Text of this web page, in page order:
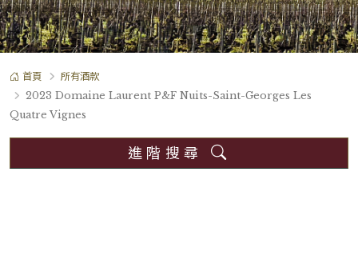
首頁
所有酒款
2023 Domaine Laurent P&F Nuits-Saint-Georges Les
Quatre Vignes
進階搜尋